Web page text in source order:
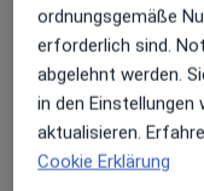
In meiner Praxis in
neurologische
Beschwerden.
von der
vor und nach der
erfahren?
ordnungsgemäße
erforderlich sind.
abgelehnt werden.
in den
aktualisieren.
Cookie Erklärung